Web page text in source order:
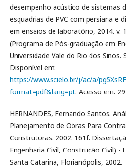
desempenho acústico de sistemas
esquadrias de PVC com persiana e
em ensaios de laboratório, 2014. v.
(Programa de Pós-graduação em
Universidade Vale do Rio dos Sinos.
Disponível em:
https://www.scielo.br/j/ac/a/
format=pdf&lang=pt. Acesso em:
HERNANDES, Fernando Santos.
Planejamento de Obras Para
Construtoras. 2002. 161f.
Engenharia Civil, Construção Civil) -
Santa Catarina, Florianópolis, 2002.